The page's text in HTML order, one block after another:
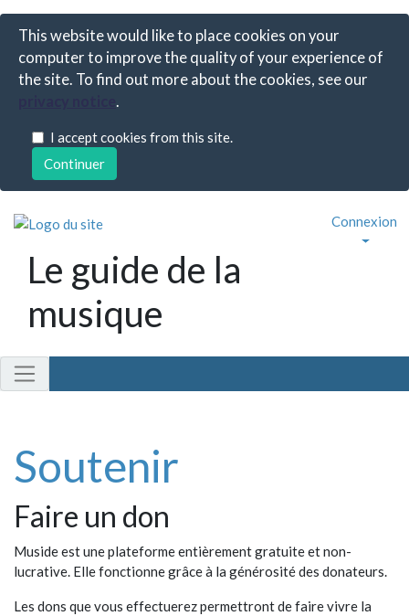
This website would like to place cookies on your
computer to improve the quality of your experience of
the site. To find out more about the cookies, see our
.
I accept cookies from this site.
Le guide de la
musique
Connexion
Soutenir
Faire un don
Muside est une plateforme entièrement gratuite et non-
lucrative. Elle fonctionne grâce à la générosité des donateurs.
Les dons que vous effectuerez permettront de faire vivre la